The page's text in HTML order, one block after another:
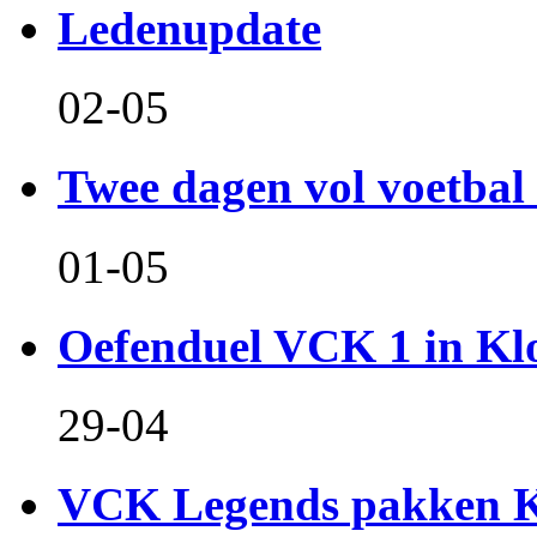
Ledenupdate
02-05
Twee dagen vol
01-05
Oefenduel VCK 1 in
29-04
VCK Legends pakken